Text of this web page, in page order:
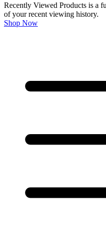
Recently Viewed Products is a
of your recent viewing history.
Shop Now